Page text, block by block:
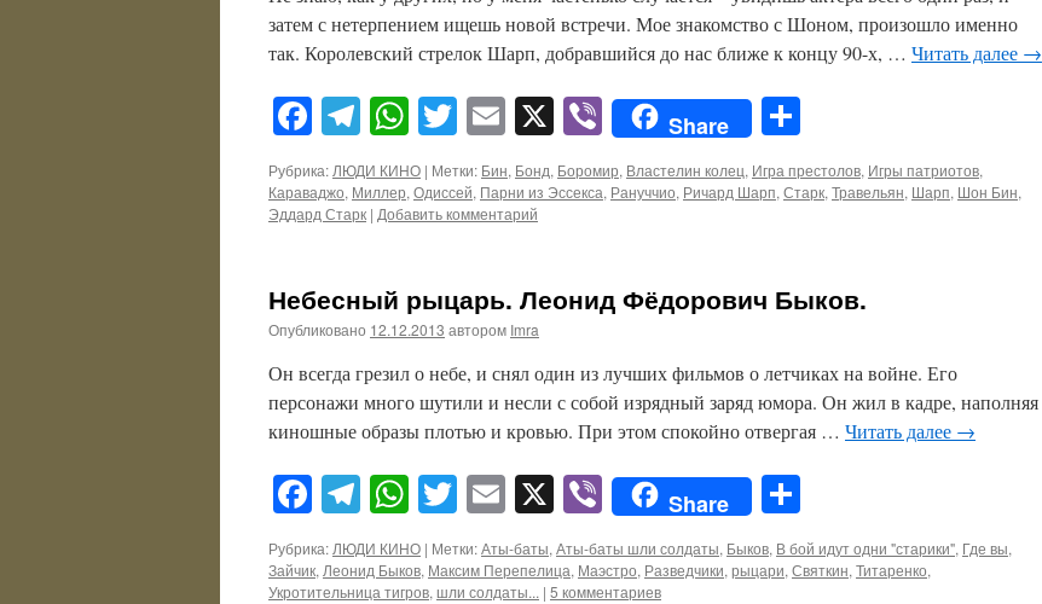
затем с нетерпением ищешь новой встречи. Мое знакомство с Шоном, произошло именно
так. Королевский стрелок Шарп, добравшийся до нас ближе к концу 90-х, … Читать далее →
Facebook
Telegram
WhatsApp
Twitter
Email
X ViberShare
Рубрика: ЛЮДИ КИНО | Метки: Бин, Бонд, Боромир, Властелин колец, Игра престолов, Игры патриотов,
Караваджо, Миллер, Одиссей, Парни из Эссекса, Рануччио, Ричард Шарп, Старк, Травельян, Шарп, Шон Бин,
Эддард Старк | Добавить комментарий
Небесный рыцарь. Леонид Фёдорович Быков.
Опубликовано 12.12.2013 автором Imra
Он всегда грезил о небе, и снял один из лучших фильмов о летчиках на войне. Его
персонажи много шутили и несли с собой изрядный заряд юмора. Он жил в кадре, наполняя
киношные образы плотью и кровью. При этом спокойно отвергая … Читать далее →
Facebook
Telegram
WhatsApp
Twitter
Email
X ViberShare
Рубрика:ЛЮДИ КИНО | Метки:Аты-баты,Аты-баты шли солдаты, Быков, В бой идут одни "старики", Где вы,
Зайчик,Леонид Быков, Максим Перепелица, Маэстро, Разведчики,рыцари,Святкин,Титаренко,
Укротительница тигров,шли солдаты... | 5 комментариев